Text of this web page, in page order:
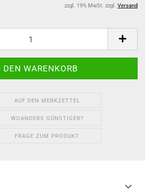
zzgl. 19% MwSt. zzgl. Versand
AUF DEN MERKZETTEL
WOANDERS GÜNSTIGER?
FRAGE ZUM PRODUKT